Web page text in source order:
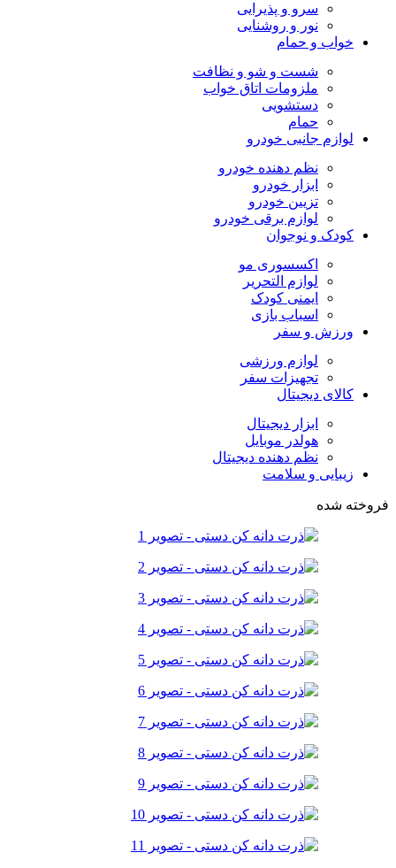
سرو و پذیرایی
نور و روشنایی
خواب و حمام
شست و شو و نظافت
ملزومات اتاق خواب
دستشویی
حمام
لوازم جانبی خودرو
نظم دهنده خودرو
ابزار خودرو
تزیین خودرو
لوازم برقی خودرو
کودک و نوجوان
اکسسوری مو
لوازم التحریر
ایمنی کودک
اسباب بازی
ورزش و سفر
لوازم ورزشی
تجهیزات سفر
کالای دیجیتال
ابزار دیجیتال
هولدر موبایل
نظم دهنده دیجیتال
زیبایی و سلامت
فروخته شده